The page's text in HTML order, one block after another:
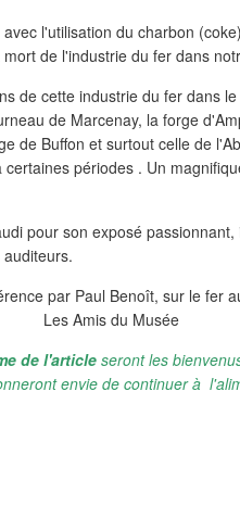
l'utilisation du charbon
de l'industrie du fer dans
de cette industrie du fer dans
de Marcenay, la forge
de Buffon et surtout celle de
périodes . Un
pour son exposé
de l'article seront les
envie de continuer à